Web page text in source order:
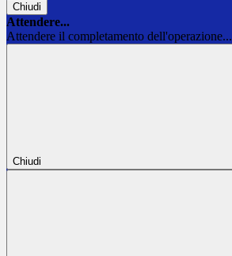
Chiudi
Attendere...
Attendere il completamento dell'operazione...
Chiudi